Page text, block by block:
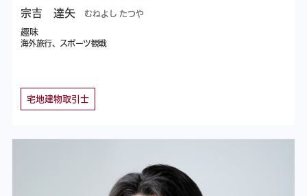
宗吉 達矢 むねよし たつや
趣味
海外旅行、スポーツ観戦
宅地建物取引士